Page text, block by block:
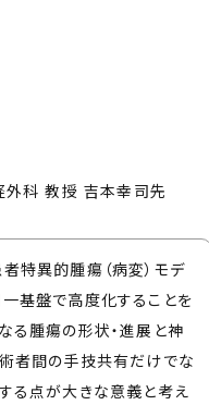
科 教授 吉本幸司先
特異的腫瘍（病変）モデ
基盤で高度化することを
る腫瘍の形状・進展と神
者間の手技共有だけでな
る点が大きな意義と考え